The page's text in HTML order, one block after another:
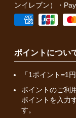
ンイレブン）・
ポイントについ
「1ポイント=1
ポイントのご利
ポイントを入力
す。